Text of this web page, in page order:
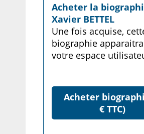
Acheter la
Xavier BETTEL
Une fois acquise,
biographie
votre espace
Acheter
€ TTC)